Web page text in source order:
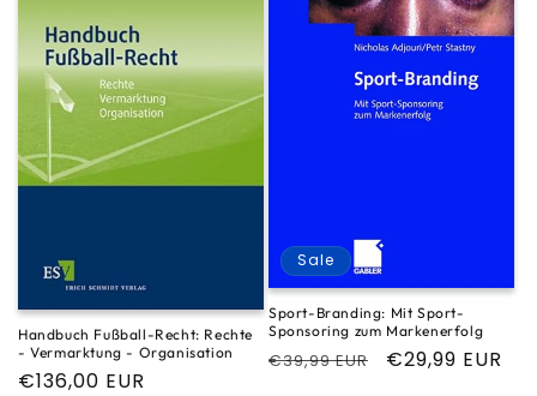
Handbuch Fußball-Recht: Rechte
- Vermarktung - Organisation
Normaler
€136,00 EUR
Sale
Sport-Branding: Mit Sport-
Sponsoring zum Markenerfolg
Normaler
€39,99 EUR Verkaufspreis
€29,99 EUR